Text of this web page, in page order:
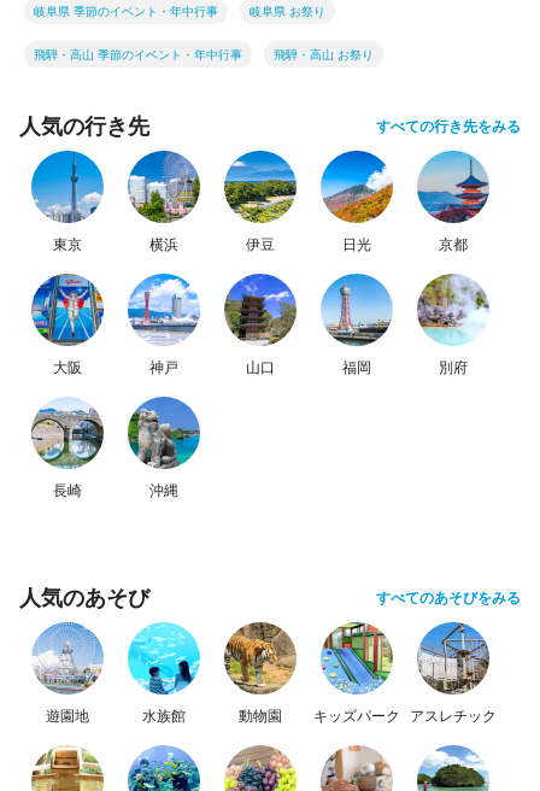
岐阜県 季節のイベント・年中行事 岐阜県 お祭り
飛騨・高山 季節のイベント・年中行事 飛騨・高山 お祭り
人気の行き先 すべての行き先をみる
東京 横浜 伊豆 日光 京都
大阪 神戸 山口 福岡 別府
長崎 沖縄
人気のあそび すべてのあそびをみる
遊園地 水族館 動物園 キッズパーク アスレチック